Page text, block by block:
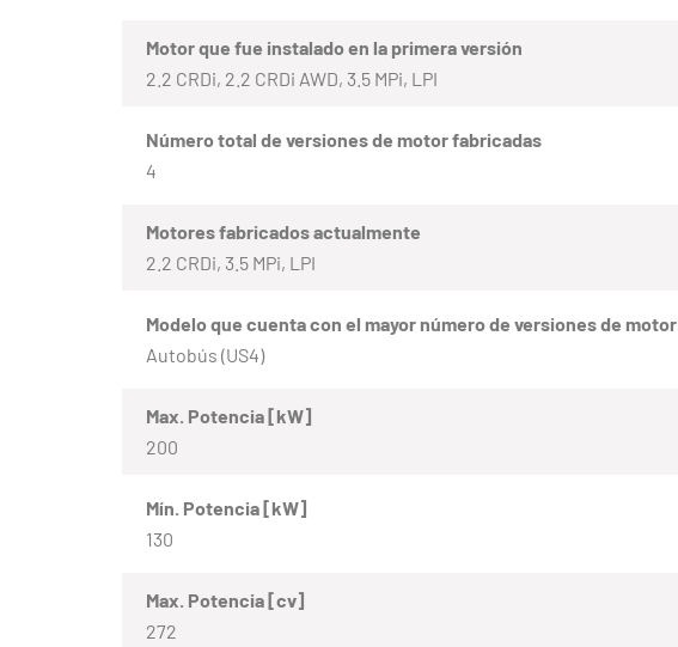
Motor que fue instalado en la primera versión
2.2 CRDi, 2.2 CRDi AWD, 3.5 MPi, LPI
Número total de versiones de motor fabricadas
4
Motores fabricados actualmente
2.2 CRDi, 3.5 MPi, LPI
Modelo que cuenta con el mayor número de versiones de motor
Autobús (US4)
Max. Potencia [kW]
200
Mín. Potencia [kW]
130
Max. Potencia [cv]
272